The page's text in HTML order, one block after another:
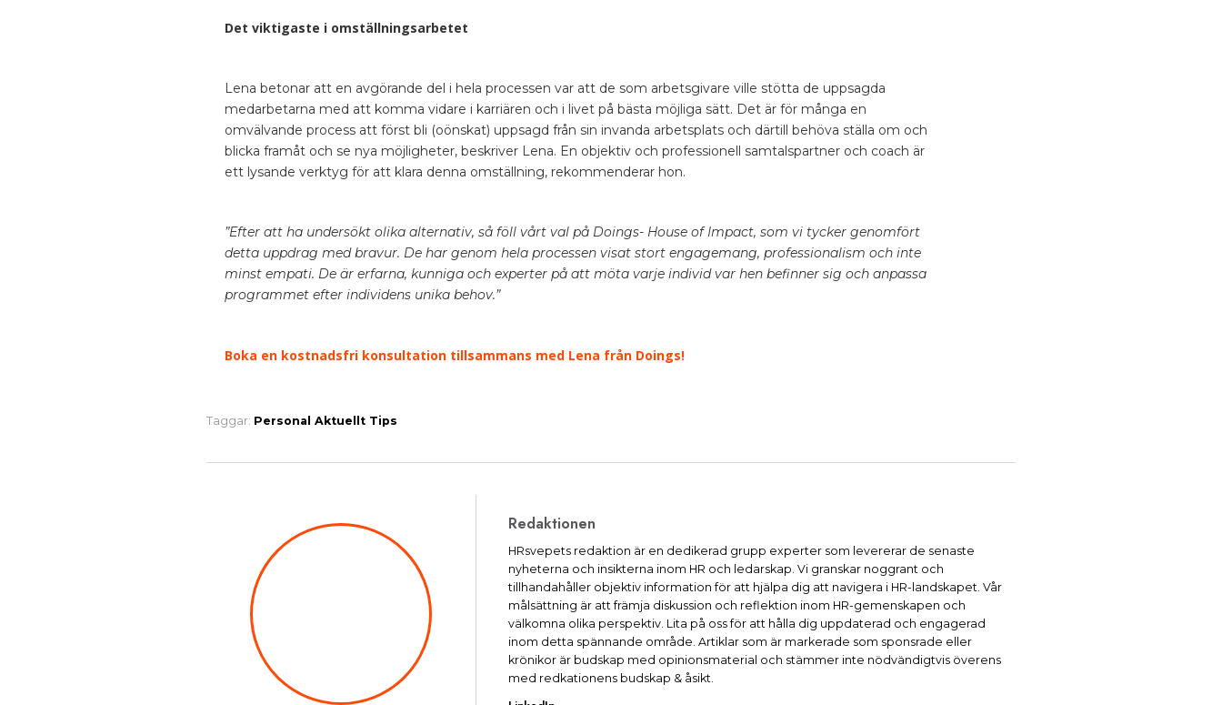
Det viktigaste i omställningsarbetet
Lena betonar att en avgörande del i hela processen var att de som arbetsgivare ville stötta de uppsagda
medarbetarna med att komma vidare i karriären och i livet på bästa möjliga sätt. Det är för många en
omvälvande process att först bli (oönskat) uppsagd från sin invanda arbetsplats och därtill behöva ställa om och
blicka framåt och se nya möjligheter, beskriver Lena. En objektiv och professionell samtalspartner och coach är
ett lysande verktyg för att klara denna omställning, rekommenderar hon.
”Efter att ha undersökt olika alternativ, så föll vårt val på Doings- House of Impact, som vi tycker genomfört
detta uppdrag med bravur. De har genom hela processen visat stort engagemang, professionalism och inte
minst empati. De är erfarna, kunniga och experter på att möta varje individ var hen befinner sig och anpassa
programmet efter individens unika behov.”
Boka en kostnadsfri konsultation tillsammans med Lena från Doings!
Taggar: Personal Aktuellt Tips
Redaktionen
HRsvepets redaktion är en dedikerad grupp experter som levererar de senaste
nyheterna och insikterna inom HR och ledarskap. Vi granskar noggrant och
tillhandahåller objektiv information för att hjälpa dig att navigera i HR-landskapet. Vår
målsättning är att främja diskussion och reflektion inom HR-gemenskapen och
välkomna olika perspektiv. Lita på oss för att hålla dig uppdaterad och engagerad
inom detta spännande område. Artiklar som är markerade som sponsrade eller
krönikor är budskap med opinionsmaterial och stämmer inte nödvändigtvis överens
med redkationens budskap & åsikt.